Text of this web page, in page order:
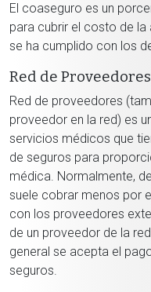
El coaseguro es un
para cubrir el costo de
se ha cumplido con los
Red de Proveedores
Red de proveedores
proveedor en la red) es
servicios médicos que
de seguros para
médica. Normalmente,
suele cobrar menos por
con los proveedores
de un proveedor de la
general se acepta el
seguros.